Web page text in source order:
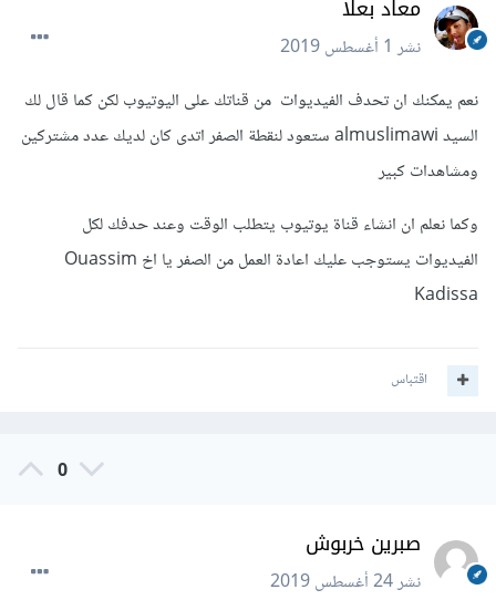
معاد بعلا
نشر1 أغسطس 2019
نعم يمكنك ان تحدف الفيديوات من قناتك على اليوتيوب لكن كما قال لك
السيد almuslimawi ستعود لنقطة الصفر اتدى كان لديك عدد مشتركين
ومشاهدات كبير
وكما نعلم ان انشاء قناة يوتيوب يتطلب الوقت وعند حدفك لكل
الفيديوات يستوجب عليك اعادة العمل من الصفر يا اخ Ouassim
Kadissa
اقتباس
0
صبرين خربوش
نشر24 أغسطس 2019